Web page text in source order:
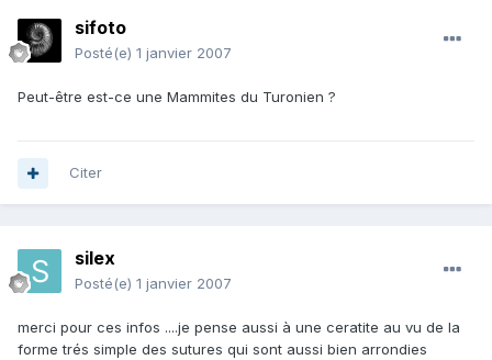
sifoto
Posté(e) 1 janvier 2007
Peut-être est-ce une Mammites du Turonien ?
Citer
silex
Posté(e) 1 janvier 2007
merci pour ces infos ....je pense aussi à une ceratite au vu de la
forme trés simple des sutures qui sont aussi bien arrondies